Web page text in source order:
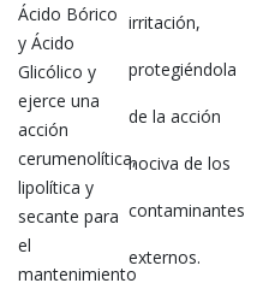
Ácido Bórico
y Ácido
Glicólico y
ejerce una
acción
cerumenolítica,
lipolítica y
secante para
el
mantenimiento
irritación,
protegiéndola
de la acción
nociva de los
contaminantes
externos.